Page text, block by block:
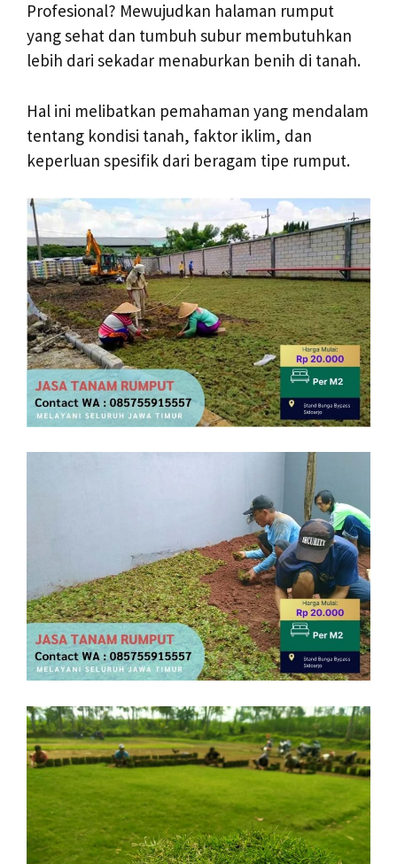
Profesional? Mewujudkan halaman rumput
yang sehat dan tumbuh subur membutuhkan
lebih dari sekadar menaburkan benih di tanah.
Hal ini melibatkan pemahaman yang mendalam
tentang kondisi tanah, faktor iklim, dan
keperluan spesifik dari beragam tipe rumput.